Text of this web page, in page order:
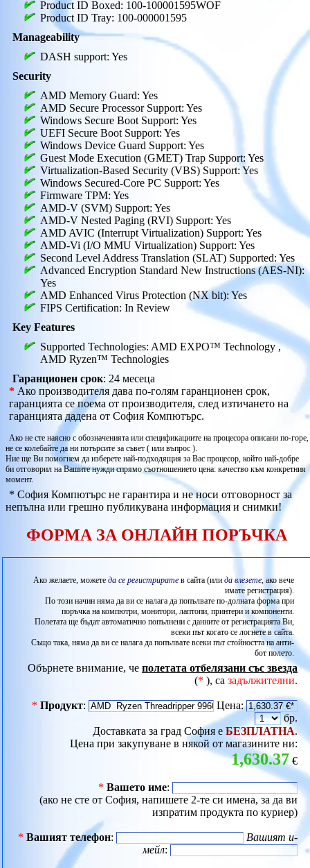
Product ID Boxed: 100-100001595WOF
Product ID Tray: 100-000001595
Manageability
DASH support: Yes
Security
AMD Memory Guard: Yes
AMD Secure Processor Support: Yes
Windows Secure Boot Support: Yes
UEFI Secure Boot Support: Yes
Windows Device Guard Support: Yes
Guest Mode Execution (GMET) Trap Support: Yes
Virtualization-Based Security (VBS) Support: Yes
Windows Secured-Core PC Support: Yes
Firmware TPM: Yes
AMD-V (SVM) Support: Yes
AMD-V Nested Paging (RVI) Support: Yes
AMD AVIC (Interrupt Virtualization) Support: Yes
AMD-Vi (I/O MMU Virtualization) Support: Yes
Second Level Address Translation (SLAT) Supported: Yes
Advanced Encryption Standard New Instructions (AES-NI):
Yes
AMD Enhanced Virus Protection (NX bit): Yes
FIPS Certification: In Review
Key Features
Supported Technologies: AMD EXPO™ Technology ,
AMD Ryzen™ Technologies
Гаранционен срок: 24 месеца
* Ако производителя дава по-голям гаранционен срок,
гаранцията се поема от производителя, след изтичането на
гаранцията дадена от София Компютърс.
Ако не сте наясно с обозначенията или спецификациите на процесора описани по-горе,
не се колебайте да ни потърсите за съвет ( или въпрос ).
Ние ще Ви помогнем да изберете най-подходящия за Вас процесор, който най-добре
би отговорил на Вашите нужди спрямо съотношението цена: качество към конкретния
момент.
* София Компютърс не гарантира и не носи отговорност за
непълна или грешно публикувана информация и снимки!
ФОРМА ЗА ОНЛАЙН ПОРЪЧКА
Ако желаете, можете да се регистрирате в сайта (или да влезете, ако вече
имате регистрация).
По този начин няма да ви се налага да попълвате по-долната форма при
поръчка на компютри, монитори, лаптопи, принтери и компоненти.
Полетата ще бъдат автоматично попълнени с данните от регистрацията Ви,
всеки път когато се логнете в сайта.
Също така, няма да ви се налага да попълвате всеки път стойността на анти-
бот полето.
Обърнете внимание, че полетата отбелязани със звезда
(* ), са задължителни.
* Продукт:
Цена:
бр.
Доставката за град София е БЕЗПЛАТНА.
Цена при закупуване в някой от магазините ни:
1,630.37 €
* Вашето име:
(ако не сте от София, напишете 2-те си имена, за да ви
изпратим продукта по куриер)
* Вашият телефон:
Вашият и-
мейл: